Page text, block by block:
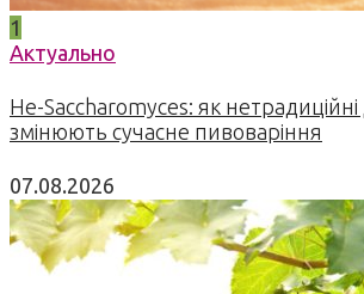
1
Актуально
Не-Saccharomyces: як нетрадиційні
змінюють сучасне пивоваріння
07.08.2026